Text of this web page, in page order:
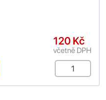
120 Kč
včetně DPH